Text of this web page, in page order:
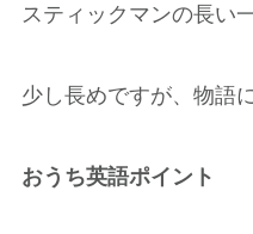
スティックマンの長い
少し長めですが、物語
おうち英語ポイント